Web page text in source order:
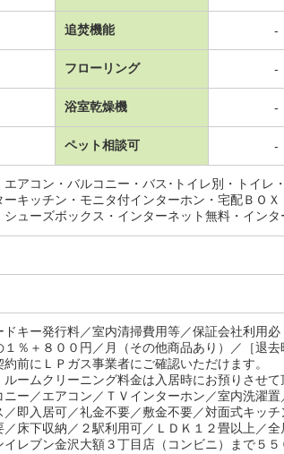
追焚機能 -
フローリング -
浴室乾燥機 -
ペット相談可 -
エアコン・バルコニー・バス･トイレ別・トイ
ーキッチン・モニタ付インターホン・宅配ＢＯ
シューズボックス・インターネット無料・イン
ドキー発行料／室内清掃費用等／保証会社利用
１％＋８００円／月（その他商品あり）／［
約前にＬＰガス事業者にご確認いただけます。
ルームクリーニング料金は入居時にお預りさ
ニー／エアコン／ＴＶインターホン／室内洗濯
／即入居可／礼金不要／敷金不要／対面式キッ
／床下収納／２駅利用可／ＬＤＫ１２畳以上／
イレブン金沢大額３丁目店（コンビニ）まで５